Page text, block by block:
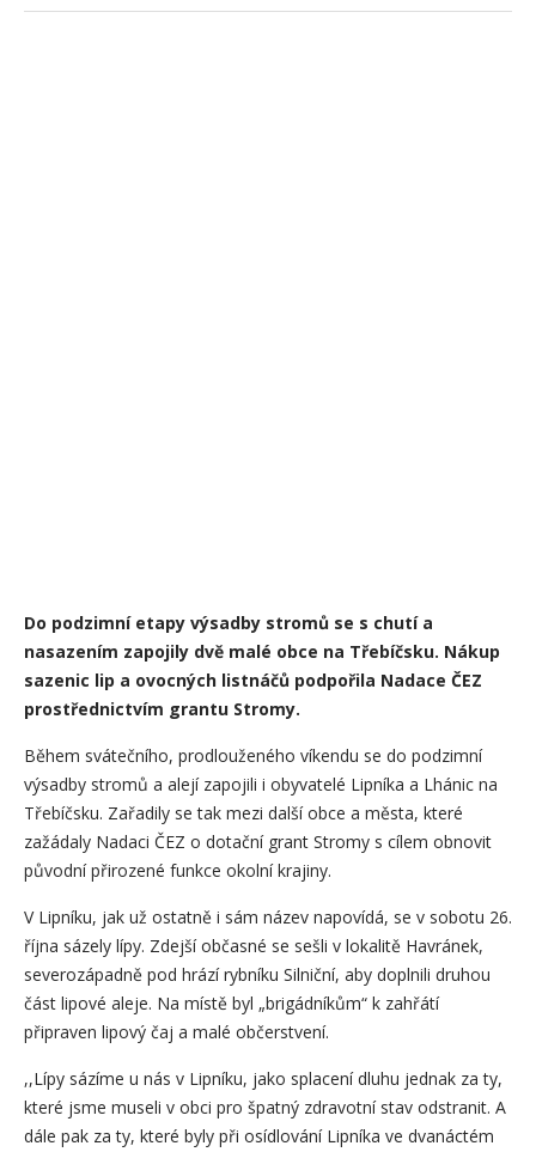
Do podzimní etapy výsadby stromů se s chutí a
nasazením zapojily dvě malé obce na Třebíčsku. Nákup
sazenic lip a ovocných listnáčů podpořila Nadace ČEZ
prostřednictvím grantu Stromy.
Během svátečního, prodlouženého víkendu se do podzimní
výsadby stromů a alejí zapojili i obyvatelé Lipníka a Lhánic na
Třebíčsku. Zařadily se tak mezi další obce a města, které
zažádaly Nadaci ČEZ o dotační grant Stromy s cílem obnovit
původní přirozené funkce okolní krajiny.
V Lipníku, jak už ostatně i sám název napovídá, se v sobotu 26.
října sázely lípy. Zdejší občasné se sešli v lokalitě Havránek,
severozápadně pod hrází rybníku Silniční, aby doplnili druhou
část lipové aleje. Na místě byl „brigádníkům“ k zahřátí
připraven lipový čaj a malé občerstvení.
,,Lípy sázíme u nás v Lipníku, jako splacení dluhu jednak za ty,
které jsme museli v obci pro špatný zdravotní stav odstranit. A
dále pak za ty, které byly při osídlování Lipníka ve dvanáctém